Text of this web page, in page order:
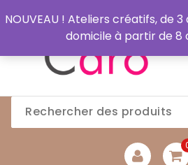
auNOUVEAU ! Ateliers créatifs, de
domicile à partir de 8